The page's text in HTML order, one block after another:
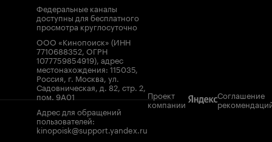
Федеральные каналы
доступны для бесплатного
просмотра круглосуточно
ООО «Кинопоиск» (ИНН
7710688352, ОГРН
1077759854919), адрес
местонахождения: 115035,
Россия, г. Москва, ул.
Садовническая, д. 82, стр. 2,
пом. 9А01
Адрес для обращений
пользователей:
kinopoisk@support.yandex.ru
Проект
компании
Соглашение